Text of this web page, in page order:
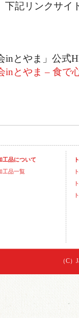
下記リンクサイ
inとやま」公式
とやま – 食で
工品について
工品一覧
（C）